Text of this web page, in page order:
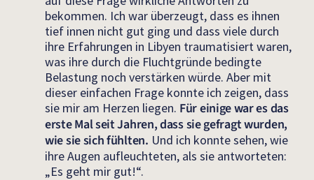
bekommen. Ich war überzeugt, dass es ihnen
tief innen nicht gut ging und dass viele durch
ihre Erfahrungen in Libyen traumatisiert waren,
was ihre durch die Fluchtgründe bedingte
Belastung noch verstärken würde. Aber mit
dieser einfachen Frage konnte ich zeigen, dass
sie mir am Herzen liegen. Für einige war es das
erste Mal seit Jahren, dass sie gefragt wurden,
wie sie sich fühlten. Und ich konnte sehen, wie
ihre Augen aufleuchteten, als sie antworteten:
„Es geht mir gut!“.